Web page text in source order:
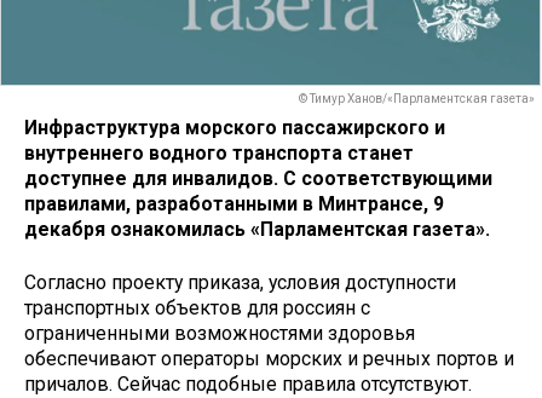
© Тимур Ханов/«Парламентская газета»
Инфраструктура морского пассажирского и
внутреннего водного транспорта станет
доступнее для инвалидов. С соответствующими
правилами, разработанными в Минтрансе, 9
декабря ознакомилась «Парламентская газета».
Согласно проекту приказа, условия доступности
транспортных объектов для россиян с
ограниченными возможностями здоровья
обеспечивают операторы морских и речных портов и
причалов. Сейчас подобные правила отсутствуют.